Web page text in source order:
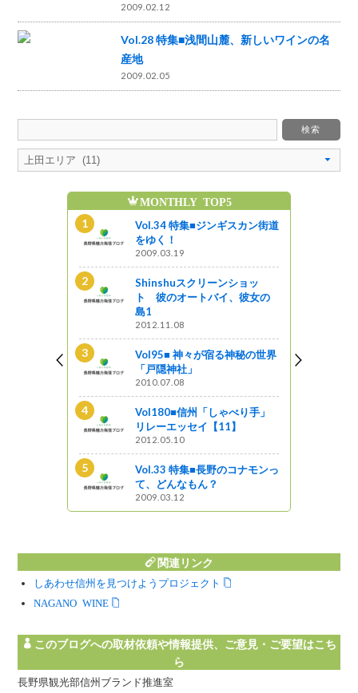
2009.02.12
Vol.28 特集■浅間山麓、新しいワインの名
産地
2009.02.05
MONTHLY TOP5
Vol.34 特集■ジンギスカン街道
をゆく！
2009.03.19
Shinshuスクリーンショッ
ト 彼のオートバイ、彼女の
島1
2012.11.08
Vol95■ 神々が宿る神秘の世界
「戸隠神社」
2010.07.08
Vol180■信州「しゃべり手」
リレーエッセイ【11】
2012.05.10
Vol.33 特集■長野のコナモンっ
て、どんなもん？
2009.03.12
関連リンク
しあわせ信州を見つけようプロジェクト
NAGANO WINE
このブログへの取材依頼や情報提供、ご意見・ご要望はこち
ら
長野県観光部信州ブランド推進室